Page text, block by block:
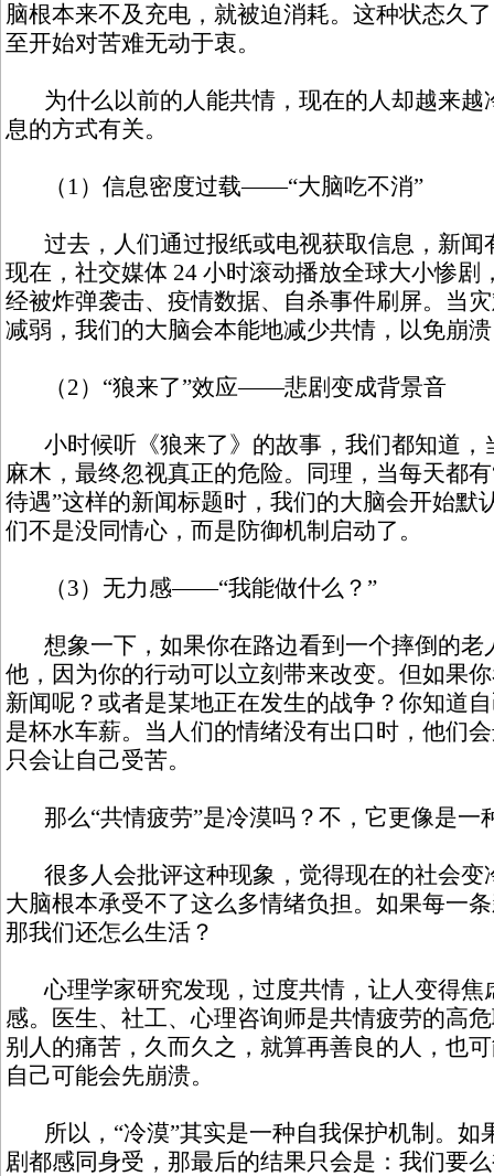
脑根本来不及充电，就被迫消耗。这种状态久
至开始对苦难无动于衷。
为什么以前的人能共情，现在的人却越来越
息的方式有关。
（1）信息密度过载——“大脑吃不消”
过去，人们通过报纸或电视获取信息，新闻
现在，社交媒体 24 小时滚动播放全球大小惨剧
经被炸弹袭击、疫情数据、自杀事件刷屏。当
减弱，我们的大脑会本能地减少共情，以免崩
（2）“狼来了”效应——悲剧变成背景音
小时候听《狼来了》的故事，我们都知道，
麻木，最终忽视真正的危险。同理，当每天都
待遇”这样的新闻标题时，我们的大脑会开始默
们不是没同情心，而是防御机制启动了。
（3）无力感——“我能做什么？”
想象一下，如果你在路边看到一个摔倒的老
他，因为你的行动可以立刻带来改变。但如果
新闻呢？或者是某地正在发生的战争？你知道
是杯水车薪。当人们的情绪没有出口时，他们
只会让自己受苦。
那么“共情疲劳”是冷漠吗？不，它更像是一
很多人会批评这种现象，觉得现在的社会变
大脑根本承受不了这么多情绪负担。如果每一
那我们还怎么生活？
心理学家研究发现，过度共情，让人变得焦
感。医生、社工、心理咨询师是共情疲劳的高
别人的痛苦，久而久之，就算再善良的人，也
自己可能会先崩溃。
所以，“冷漠”其实是一种自我保护机制。如
剧都感同身受，那最后的结果只会是：我们要